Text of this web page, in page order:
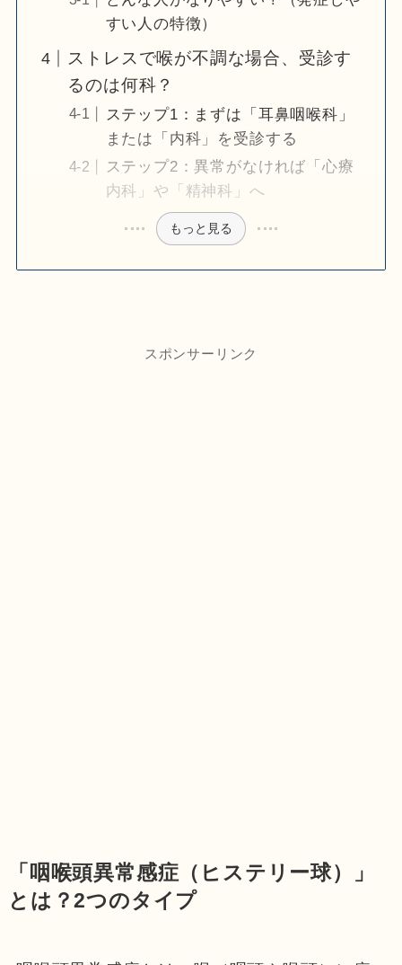
すい人の特徴）
ストレスで喉が不調な場合、受診す
るのは何科？
ステップ1：まずは「耳鼻咽喉科」
または「内科」を受診する
ステップ2：異常がなければ「心療
内科」や「精神科」へ
もっと見る
スポンサーリンク
「咽喉頭異常感症（ヒステリー球）」
とは？2つのタイプ